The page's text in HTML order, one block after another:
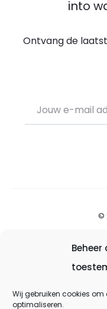
Beheer
Wij gebruiken cookies om
optimaliseren.
into
Ontvang de
©